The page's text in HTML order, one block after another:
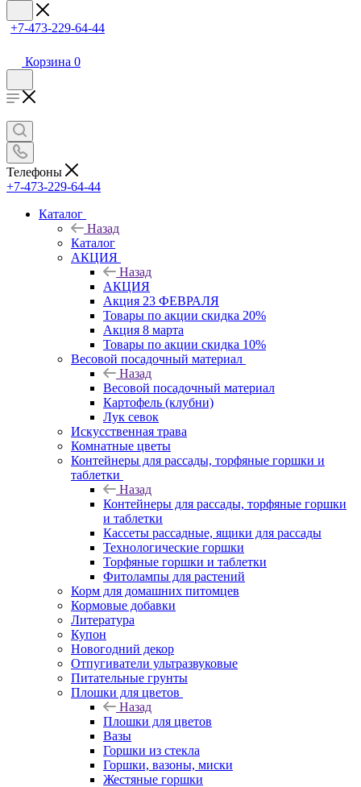
+7-473-229-64-44
Корзина 0
Телефоны
+7-473-229-64-44
Каталог
Назад
Каталог
АКЦИЯ
Назад
АКЦИЯ
Акция 23 ФЕВРАЛЯ
Товары по акции скидка 20%
Акция 8 марта
Товары по акции скидка 10%
Весовой посадочный материал
Назад
Весовой посадочный материал
Картофель (клубни)
Лук севок
Искусственная трава
Комнатные цветы
Контейнеры для рассады, торфяные горшки и
таблетки
Назад
Контейнеры для рассады, торфяные горшки
и таблетки
Кассеты рассадные, ящики для рассады
Технологические горшки
Торфяные горшки и таблетки
Фитолампы для растений
Корм для домашних питомцев
Кормовые добавки
Литература
Купон
Новогодний декор
Отпугиватели ультразвуковые
Питательные грунты
Плошки для цветов
Назад
Плошки для цветов
Вазы
Горшки из стекла
Горшки, вазоны, миски
Жестяные горшки